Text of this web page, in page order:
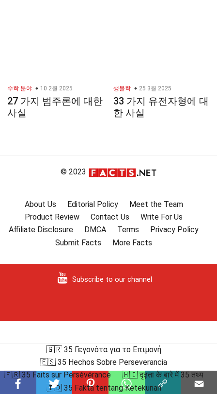
수학 분야 10 2월 2025
27 가지 범주론에 대한
사실
생물학 25 3월 2025
33 가지 유전자형에 대
한 사실
© 2023
About Us Editorial Policy
Meet the Team
Product Review
Contact Us
Write For Us
Affiliate Disclosure
DMCA Terms
Privacy Policy
Submit Facts
More Facts
Subscribe to our channel
🇬🇷 35 Γεγονότα για το Επιμονή
🇪🇸 35 Hechos Sobre Perseverancia
🇫🇷 35 Faits sur Persévérance
🇭🇮 दृढ़ता के बारे में 35 तथ्य
🇮🇩 35 Fakta tentang Ketekunan